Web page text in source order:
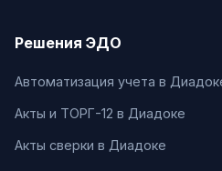
Решения ЭДО
Автоматизация учета в
Акты и ТОРГ-12 в Диадоке
Акты сверки в Диадоке